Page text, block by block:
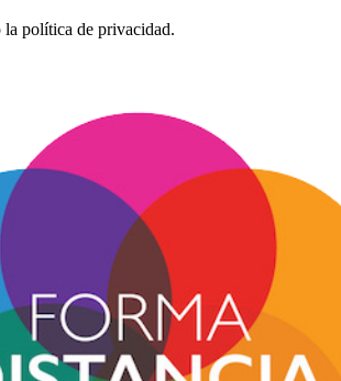
política de privacidad.